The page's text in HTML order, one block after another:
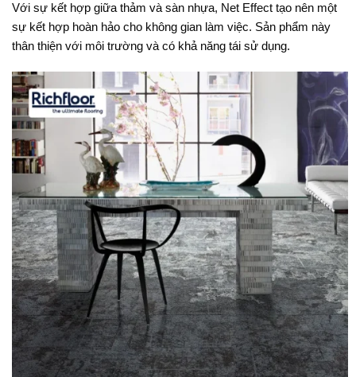
Với sự kết hợp giữa thảm và sàn nhựa, Net Effect tạo nên một
sự kết hợp hoàn hảo cho không gian làm việc. Sản phẩm này
thân thiện với môi trường và có khả năng tái sử dụng.